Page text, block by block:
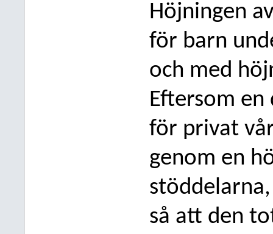
Höjningen
för barn
och med
Eftersom
för privat
genom en
så att den